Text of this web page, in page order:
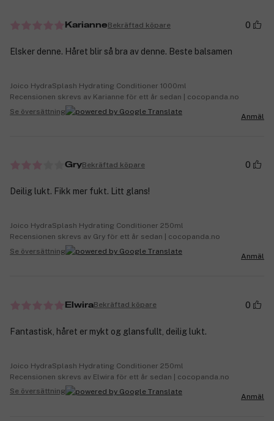
KarianneBekräftad köpare 0
Elsker denne. Håret blir så bra av denne. Beste balsamen
Joico HydraSplash Hydrating Conditioner 1000ml
Recensionen skrevs av Karianne för ett år sedan | cocopanda.no
Se översättning
Anmäl
GryBekräftad köpare 0
Deilig lukt. Fikk mer fukt. Litt glans!
Joico HydraSplash Hydrating Conditioner 250ml
Recensionen skrevs av Gry för ett år sedan | cocopanda.no
Se översättning
Anmäl
ElwiraBekräftad köpare 0
Fantastisk, håret er mykt og glansfullt, deilig lukt.
Joico HydraSplash Hydrating Conditioner 250ml
Recensionen skrevs av Elwira för ett år sedan | cocopanda.no
Se översättning
Anmäl